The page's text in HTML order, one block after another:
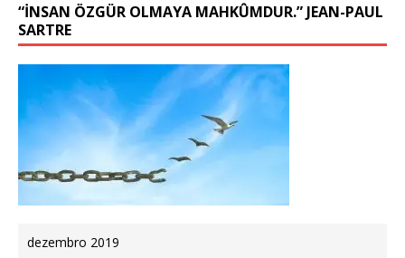
“İNSAN ÖZGÜR OLMAYA MAHKÛMDUR.” JEAN-PAUL
SARTRE
dezembro 2019